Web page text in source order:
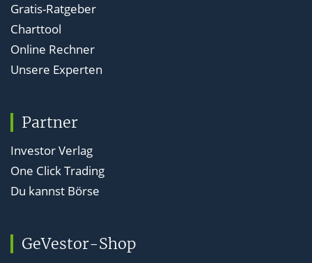
Gratis-Ratgeber
Charttool
Online Rechner
Unsere Experten
Partner
Investor Verlag
One Click Trading
Du kannst Börse
GeVestor-Shop